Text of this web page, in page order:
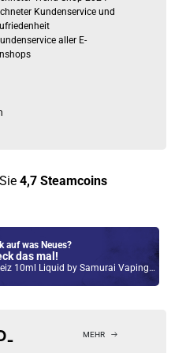
Kundenservice und
aller E-
4,7 Steamcoins
auf was Neues?
das mal!
10ml Liquid by Samurai Vaping 12mg / 10ml
MEHR